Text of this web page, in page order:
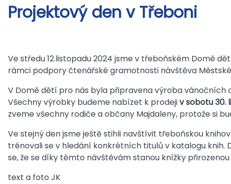
Projektový den v Třeboni
Ve středu 12.listopadu 2024 jsme v třeboňském Domě
rámci podpory čtenářské gramotnosti návštěva
V Domě dětí pro nás byla připravena výroba vánočních
Všechny výrobky budeme nabízet k prodejiv sobotu
zveme všechny rodiče a občany Majdaleny, protože si
Ve stejný den jsme ještě stihli navštívit třeboňskou
trénovali se v hledání konkrétních titulů v katalogu knih.
se, že se díky těmto návštěvám stanou knížky
text a foto JK